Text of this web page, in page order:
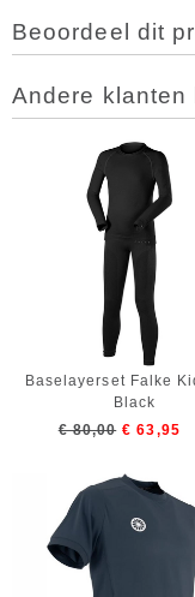
Beoordeel dit
Andere klanten
Baselayerset Falke
Black
€ 80,00 € 63,95